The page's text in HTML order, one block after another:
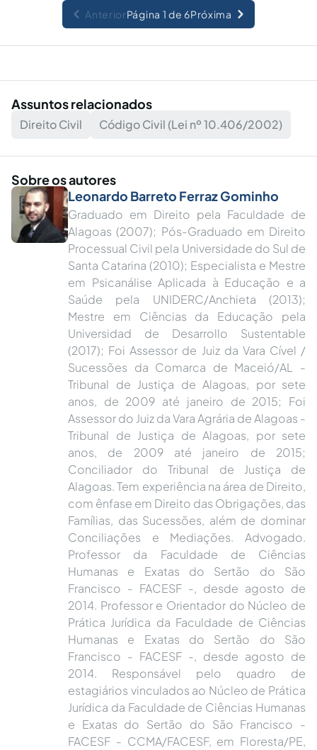
AnteriorPágina 1 de 6Próxima
Assuntos relacionados
Direito Civil Código Civil (Lei nº 10.406/2002)
Sobre os autores
Leonardo Barreto Ferraz Gominho
Graduado em Direito pela Faculdade de
Alagoas (2007); Pós-Graduado em Direito
Processual Civil pela Universidade do Sul de
Santa Catarina (2010); Especialista e Mestre
em Psicanálise Aplicada à Educação e a
Saúde pela UNIDERC/Anchieta (2013);
Mestre em Ciências da Educação pela
Universidad de Desarrollo Sustentable
(2017); Foi Assessor de Juiz da Vara Cível /
Sucessões da Comarca de Maceió/AL -
Tribunal de Justiça de Alagoas, por sete
anos, de 2009 até janeiro de 2015; Foi
Assessor do Juiz da Vara Agrária de Alagoas -
Tribunal de Justiça de Alagoas, por sete
anos, de 2009 até janeiro de 2015;
Conciliador do Tribunal de Justiça de
Alagoas. Tem experiência na área de Direito,
com ênfase em Direito das Obrigações, das
Famílias, das Sucessões, além de dominar
Conciliações e Mediações. Advogado.
Professor da Faculdade de Ciências
Humanas e Exatas do Sertão do São
Francisco - FACESF -, desde agosto de
2014. Professor e Orientador do Núcleo de
Prática Jurídica da Faculdade de Ciências
Humanas e Exatas do Sertão do São
Francisco - FACESF -, desde agosto de
2014. Responsável pelo quadro de
estagiários vinculados ao Núcleo de Prática
Jurídica da Faculdade de Ciências Humanas
e Exatas do Sertão do São Francisco -
FACESF - CCMA/FACESF, em Floresta/PE,